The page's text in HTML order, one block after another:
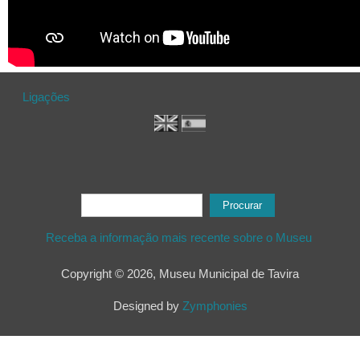
Ligações
Formulário de procura
Receba a informação mais recente sobre o Museu
Copyright © 2026, Museu Municipal de Tavira
Designed by Zymphonies